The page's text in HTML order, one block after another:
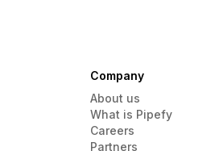
Company
About us
What is Pipefy
Careers
Partners